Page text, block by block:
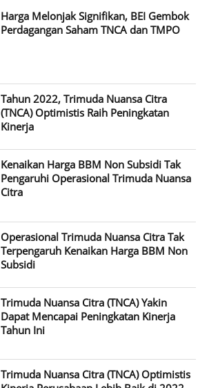
Harga Melonjak Signifikan, BEI Gembok
Perdagangan Saham TNCA dan TMPO
Tahun 2022, Trimuda Nuansa Citra
(TNCA) Optimistis Raih Peningkatan
Kinerja
Kenaikan Harga BBM Non Subsidi Tak
Pengaruhi Operasional Trimuda Nuansa
Citra
Operasional Trimuda Nuansa Citra Tak
Terpengaruh Kenaikan Harga BBM Non
Subsidi
Trimuda Nuansa Citra (TNCA) Yakin
Dapat Mencapai Peningkatan Kinerja
Tahun Ini
Trimuda Nuansa Citra (TNCA) Optimistis